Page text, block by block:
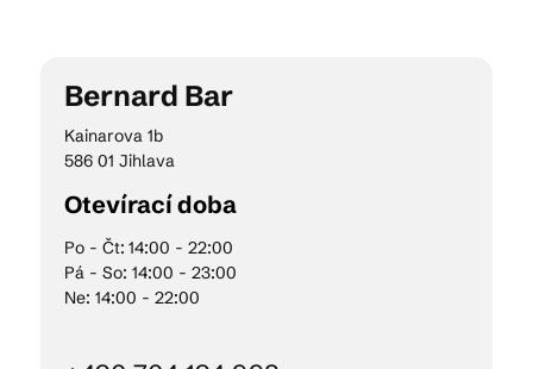
© 2026 Brána Jihlavy
Bernard Bar
Kainarova 1b
586 01 Jihlava
Otevírací doba
Po - Čt: 14:00 - 22:00
Pá - So: 14:00 - 23:00
Ne: 14:00 - 22:00